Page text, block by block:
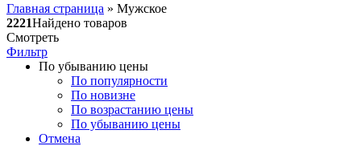
Главная страница » Мужское
2221Найдено товаров
Смотреть
Фильтр
По убыванию цены
По популярности
По новизне
По возрастанию цены
По убыванию цены
Отмена